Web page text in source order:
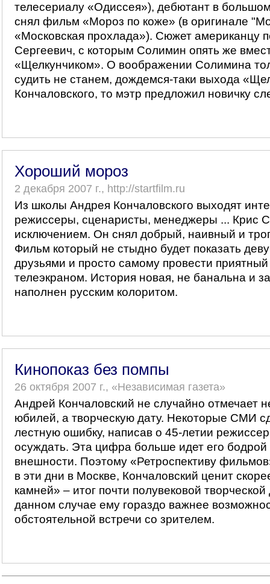
телесериалу «Одиссея»), дебютант в
снял фильм «Мороз по коже» (в оригинале
«Московская прохлада»). Сюжет американцу
Сергеевич, с которым Солимин опять же
«Щелкунчиком». О воображении Солимина
судить не станем, дождемся-таки выхода
Кончаловского, то мэтр предложил новичку
Хороший мороз
2 декабря 2007 г., http://startfilm.ru
Из школы Андрея Кончаловского выходят
режиссеры, сценаристы, менеджеры ... Крис
исключением. Он снял добрый, наивный и
Фильм который не стыдно будет показать
друзьями и просто самому провести приятный
телеэкраном. История новая, не банальна и
наполнен русским колоритом.
Кинопоказ без помпы
26 октября 2007 г., «Независимая газета»
Андрей Кончаловский не случайно отмечает
юбилей, а творческую дату. Некоторые СМИ
лестную ошибку, написав о 45-летии
осуждать. Эта цифра больше идет его бодрой
внешности. Поэтому «Ретроспективу
в эти дни в Москве, Кончаловский ценит
камней» – итог почти полувековой
данном случае ему гораздо важнее
обстоятельной встречи со зрителем.